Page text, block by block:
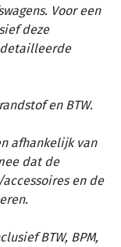
Voor een
deze
en BTW.
afhankelijk van
dat de
en de
BTW, BPM,